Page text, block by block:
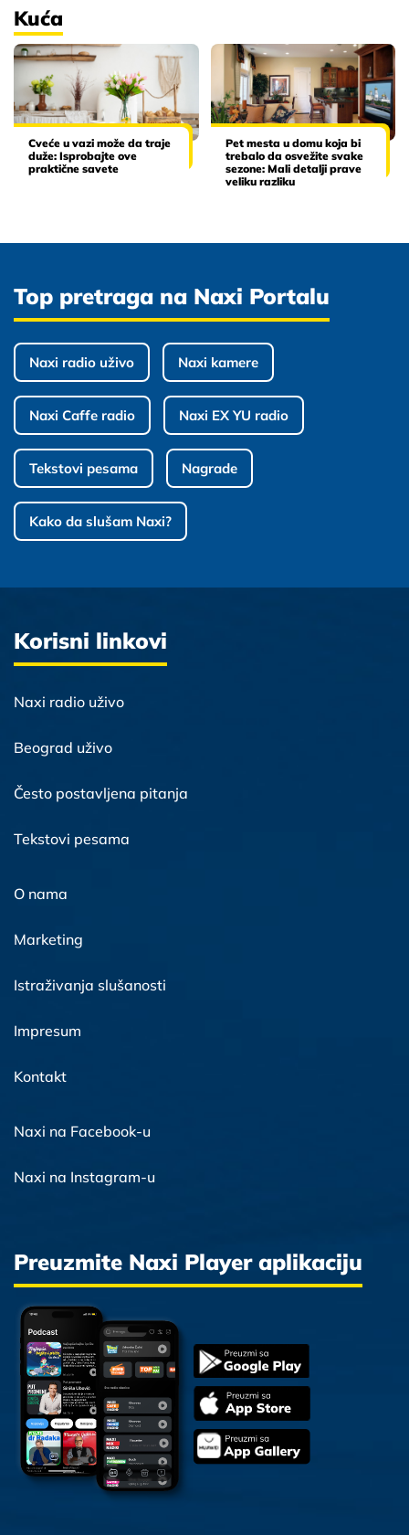
Kuća
Cveće u vazi može da traje
duže: Isprobajte ove
praktične savete
Pet mesta u domu koja bi
trebalo da osvežite svake
sezone: Mali detalji prave
veliku razliku
Top pretraga na Naxi Portalu
Naxi radio uživo Naxi kamere
Naxi Caffe radio Naxi EX YU radio
Tekstovi pesama Nagrade
Kako da slušam Naxi?
Korisni linkovi
Naxi radio uživo
Beograd uživo
Često postavljena pitanja
Tekstovi pesama
O nama
Marketing
Istraživanja slušanosti
Impresum
Kontakt
Naxi na Facebook-u
Naxi na Instagram-u
Preuzmite Naxi Player aplikaciju